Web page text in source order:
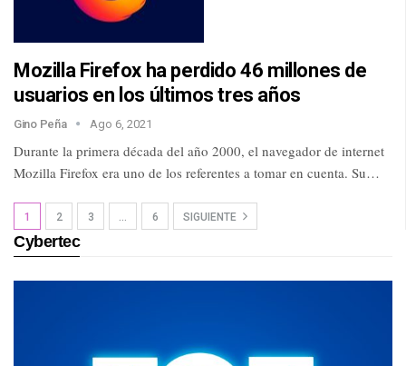
Mozilla Firefox ha perdido 46 millones de
usuarios en los últimos tres años
Gino Peña Ago 6, 2021
Durante la primera década del año 2000, el navegador de internet
Mozilla Firefox era uno de los referentes a tomar en cuenta. Su…
1 2 3 6 SIGUIENTE
Cybertec